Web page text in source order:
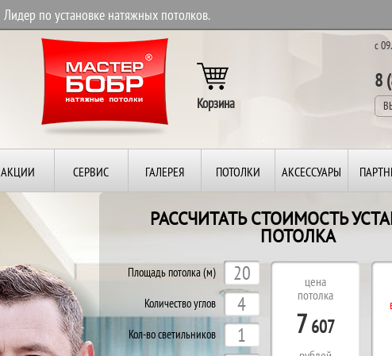
Лидер по установке натяжных потолков.
Корзина
с
8
АКЦИИ СЕРВИС ГАЛЕРЕЯ ПОТОЛКИ АКСЕССУАРЫ
РАССЧИТАТЬ СТОИМОСТЬ
ПОТОЛКА
Площадь потолка (м)
Количество углов
Кол-во светильников
цена
потолка
7 607